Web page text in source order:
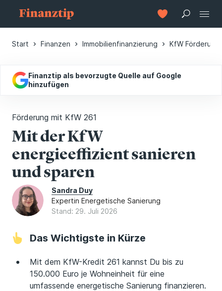
Start Finanzen Immobilienfinanzierung KfW
Finanztip als bevorzugte Quelle auf Google
hinzufügen
Förderung mit KfW 261
Mit der KfW
energieeffizient sanieren
und sparen
Sandra Duy
Expertin Energetische Sanierung
Stand: 29. Juli 2026
Das Wichtigste in Kürze
Mit dem KfW-Kredit 261 kannst Du bis zu
150.000 Euro je Wohneinheit für eine
umfassende energetische Sanierung finanzieren.